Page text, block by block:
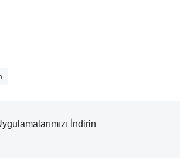
İndirin